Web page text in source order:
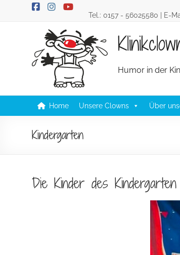
Tel.: 0157 - 56025580 | E-
Humor in der
Home Unsere Clowns Über
Kindergarten
Die Kinder des